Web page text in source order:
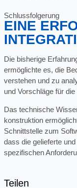
Schlussfolgerung
EINE
Die bisherige
ermöglichte es, die
verstehen und zu
und Vorschläge für
Das technische
konstruktion
Schnittstelle zum
dass die gelieferte
spezifischen
Teilen